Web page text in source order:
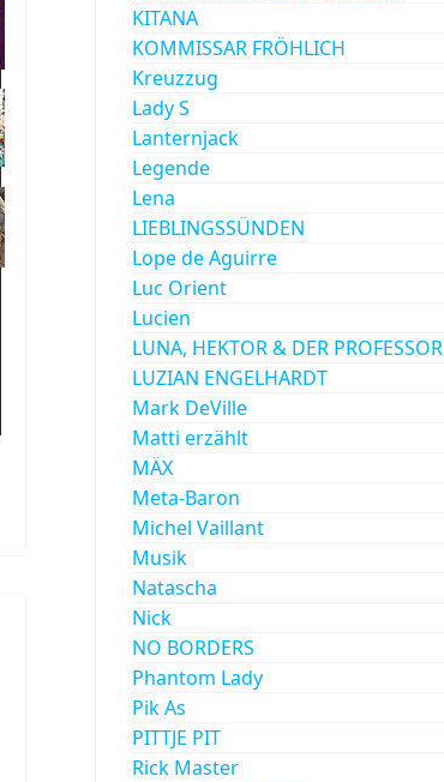
KITANA
KOMMISSAR FRÖHLICH
Kreuzzug
Lady S
Lanternjack
Legende
Lena
LIEBLINGSSÜNDEN
Lope de Aguirre
Luc Orient
Lucien
LUNA, HEKTOR & DER PROFESSOR
LUZIAN ENGELHARDT
Mark DeVille
Matti erzählt
MÄX
Meta-Baron
Michel Vaillant
Musik
Natascha
Nick
NO BORDERS
Phantom Lady
Pik As
PITTJE PIT
Rick Master